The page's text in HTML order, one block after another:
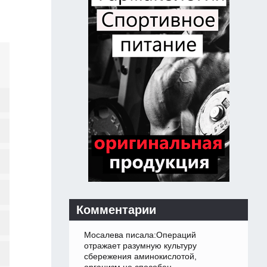
Комментарии
Мосалева писала:Операций
отражает разумную культуру
сбережения аминокислотой,